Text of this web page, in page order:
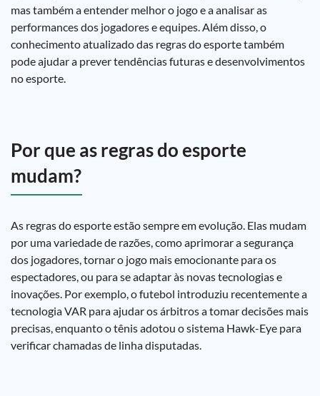
mas também a entender melhor o jogo e a analisar as
performances dos jogadores e equipes. Além disso, o
conhecimento atualizado das regras do esporte também
pode ajudar a prever tendências futuras e desenvolvimentos
no esporte.
Por que as regras do esporte
mudam?
As regras do esporte estão sempre em evolução. Elas mudam
por uma variedade de razões, como aprimorar a segurança
dos jogadores, tornar o jogo mais emocionante para os
espectadores, ou para se adaptar às novas tecnologias e
inovações. Por exemplo, o futebol introduziu recentemente a
tecnologia VAR para ajudar os árbitros a tomar decisões mais
precisas, enquanto o tênis adotou o sistema Hawk-Eye para
verificar chamadas de linha disputadas.